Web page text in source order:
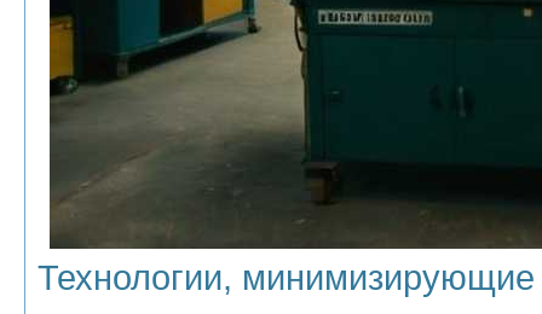
Технологии, минимизирующие